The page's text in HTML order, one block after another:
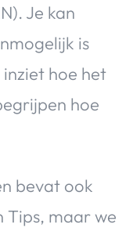
Je kan
is
hoe het
hoe
bevat ook
Tips, maar we